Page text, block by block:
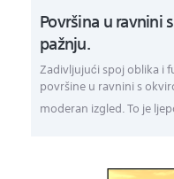
Površina u ravnini
pažnju.
Zadivljujući spoj oblika i
površine u ravnini s
moderan izgled. To je